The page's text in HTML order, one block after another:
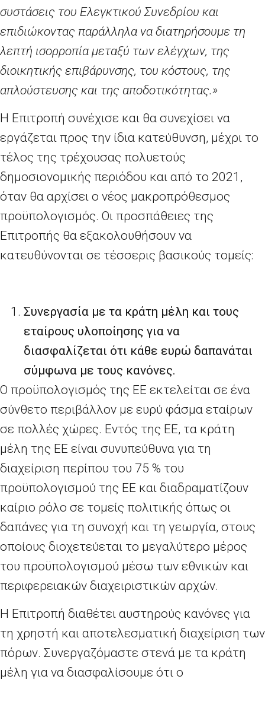
συστάσεις του Ελεγκτικού Συνεδρίου και
επιδιώκοντας παράλληλα να διατηρήσουμε τη
λεπτή ισορροπία μεταξύ των ελέγχων, της
διοικητικής επιβάρυνσης, του κόστους, της
απλούστευσης και της αποδοτικότητας.»
Η Επιτροπή συνέχισε και θα συνεχίσει να
εργάζεται προς την ίδια κατεύθυνση, μέχρι το
τέλος της τρέχουσας πολυετούς
δημοσιονομικής περιόδου και από το 2021,
όταν θα αρχίσει ο νέος μακροπρόθεσμος
προϋπολογισμός. Οι προσπάθειες της
Επιτροπής θα εξακολουθήσουν να
κατευθύνονται σε τέσσερις βασικούς τομείς:
Συνεργασία με τα κράτη μέλη και τους
εταίρους υλοποίησης για να
διασφαλίζεται ότι κάθε ευρώ δαπανάται
σύμφωνα με τους κανόνες.
Ο προϋπολογισμός της ΕΕ εκτελείται σε ένα
σύνθετο περιβάλλον με ευρύ φάσμα εταίρων
σε πολλές χώρες. Εντός της ΕΕ, τα κράτη
μέλη της ΕΕ είναι συνυπεύθυνα για τη
διαχείριση περίπου του 75 % του
προϋπολογισμού της ΕΕ και διαδραματίζουν
καίριο ρόλο σε τομείς πολιτικής όπως οι
δαπάνες για τη συνοχή και τη γεωργία, στους
οποίους διοχετεύεται το μεγαλύτερο μέρος
του προϋπολογισμού μέσω των εθνικών και
περιφερειακών διαχειριστικών αρχών.
Η Επιτροπή διαθέτει αυστηρούς κανόνες για
τη χρηστή και αποτελεσματική διαχείριση των
πόρων. Συνεργαζόμαστε στενά με τα κράτη
μέλη για να διασφαλίσουμε ότι ο